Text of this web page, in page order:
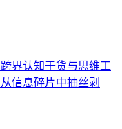
界认知干货与思维工
信息碎片中抽丝剥